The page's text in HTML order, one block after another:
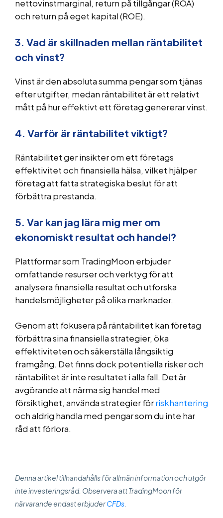
nettovinstmarginal, return på tillgångar (ROA)
och return på eget kapital (ROE).
3. Vad är skillnaden mellan räntabilitet
och vinst?
Vinst är den absoluta summa pengar som tjänas
efter utgifter, medan räntabilitet är ett relativt
mått på hur effektivt ett företag genererar vinst.
4. Varför är räntabilitet viktigt?
Räntabilitet ger insikter om ett företags
effektivitet och finansiella hälsa, vilket hjälper
företag att fatta strategiska beslut för att
förbättra prestanda.
5. Var kan jag lära mig mer om
ekonomiskt resultat och handel?
Plattformar som TradingMoon erbjuder
omfattande resurser och verktyg för att
analysera finansiella resultat och utforska
handelsmöjligheter på olika marknader.
Genom att fokusera på räntabilitet kan företag
förbättra sina finansiella strategier, öka
effektiviteten och säkerställa långsiktig
framgång. Det finns dock potentiella risker och
räntabilitet är inte resultatet i alla fall. Det är
avgörande att närma sig handel med
försiktighet, använda strategier förriskhantering
och aldrig handla med pengar som du inte har
råd att förlora.
Denna artikel tillhandahålls för allmän information och utgör
inte investeringsråd. Observera att TradingMoon för
närvarande endast erbjuderCFDs